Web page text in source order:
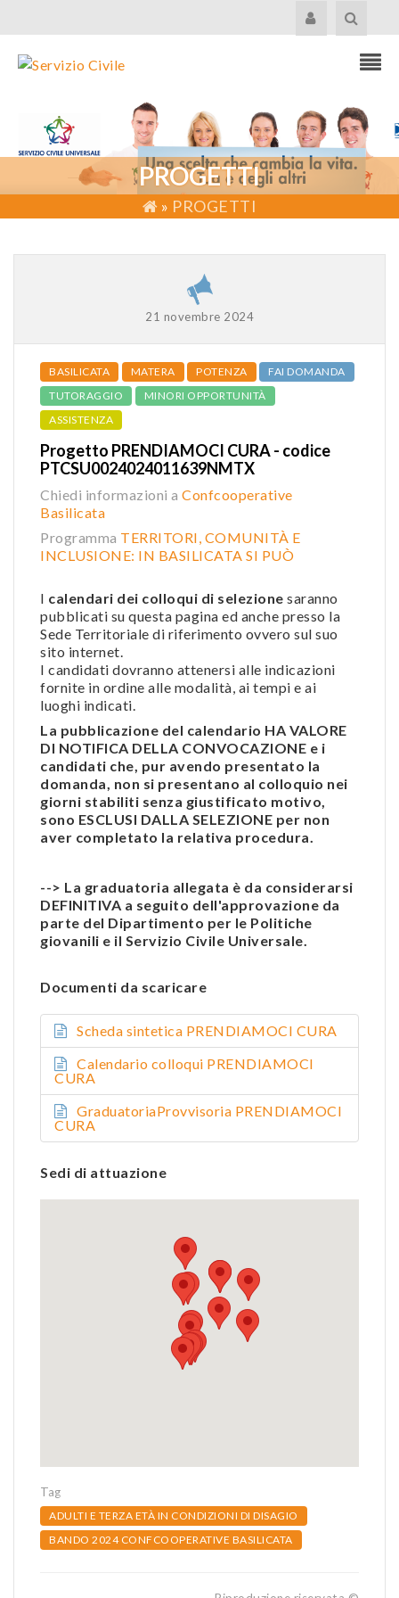
PROGETTI
» PROGETTI
21 novembre 2024
BASILICATA MATERA POTENZA
FAI DOMANDA
TUTORAGGIO
MINORI OPPORTUNITÀ
ASSISTENZA
Progetto PRENDIAMOCI CURA - codice
PTCSU0024024011639NMTX
Chiedi informazioni a Confcooperative
Basilicata
Programma TERRITORI, COMUNITÀ E
INCLUSIONE: IN BASILICATA SI PUÒ
I calendari dei colloqui di selezione saranno
pubblicati su questa pagina ed anche presso la
Sede Territoriale di riferimento ovvero sul suo
sito internet.
I candidati dovranno attenersi alle indicazioni
fornite in ordine alle modalità, ai tempi e ai
luoghi indicati.
La pubblicazione del calendario HA VALORE
DI NOTIFICA DELLA CONVOCAZIONE e i
candidati che, pur avendo presentato la
domanda, non si presentano al colloquio nei
giorni stabiliti senza giustificato motivo,
sono ESCLUSI DALLA SELEZIONE per non
aver completato la relativa procedura.
--> La graduatoria allegata è da considerarsi
DEFINITIVA a seguito dell'approvazione da
parte del Dipartimento per le Politiche
giovanili e il Servizio Civile Universale.
Documenti da scaricare
Scheda sintetica PRENDIAMOCI CURA
Calendario colloqui PRENDIAMOCI
CURA
GraduatoriaProvvisoria PRENDIAMOCI
CURA
Sedi di attuazione
Tag
ADULTI E TERZA ETÀ IN CONDIZIONI DI DISAGIO
BANDO 2024 CONFCOOPERATIVE BASILICATA